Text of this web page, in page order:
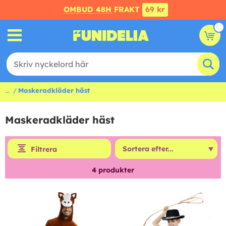
OMBUD 48H FRAKT 69 kr
... Maskeradkläder häst
Maskeradkläder häst
Filtrera
4 produkter